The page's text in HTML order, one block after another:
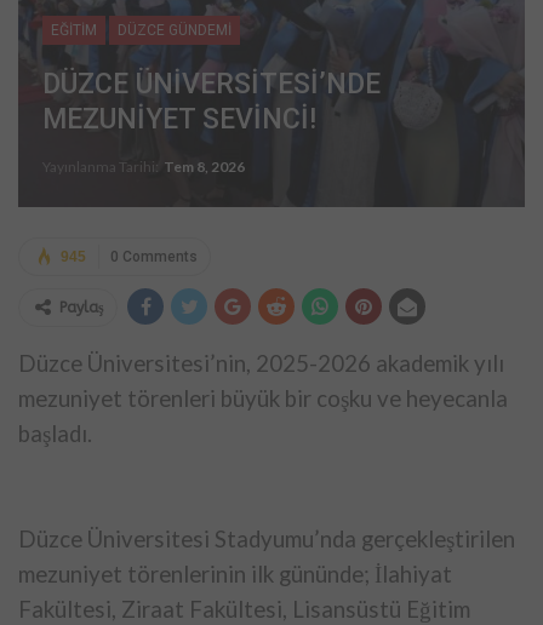
EĞİTİM DÜZCE GÜNDEMİ
DÜZCE ÜNİVERSİTESİ’NDE
MEZUNİYET SEVİNCİ!
Yayınlanma Tarihi: Tem 8, 2026
0 Comments
945
Paylaş
Düzce Üniversitesi’nin, 2025-2026 akademik yılı
mezuniyet törenleri büyük bir coşku ve heyecanla
başladı.
Düzce Üniversitesi Stadyumu’nda gerçekleştirilen
mezuniyet törenlerinin ilk gününde; İlahiyat
Fakültesi, Ziraat Fakültesi, Lisansüstü Eğitim